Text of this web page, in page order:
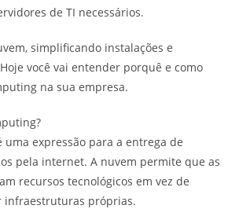
de TI necessários.
simplificando instalações e
você vai entender porquê e como
na sua empresa.
uma expressão para a entrega de
pela internet. A nuvem permite que as
recursos tecnológicos em vez de
infraestruturas próprias.